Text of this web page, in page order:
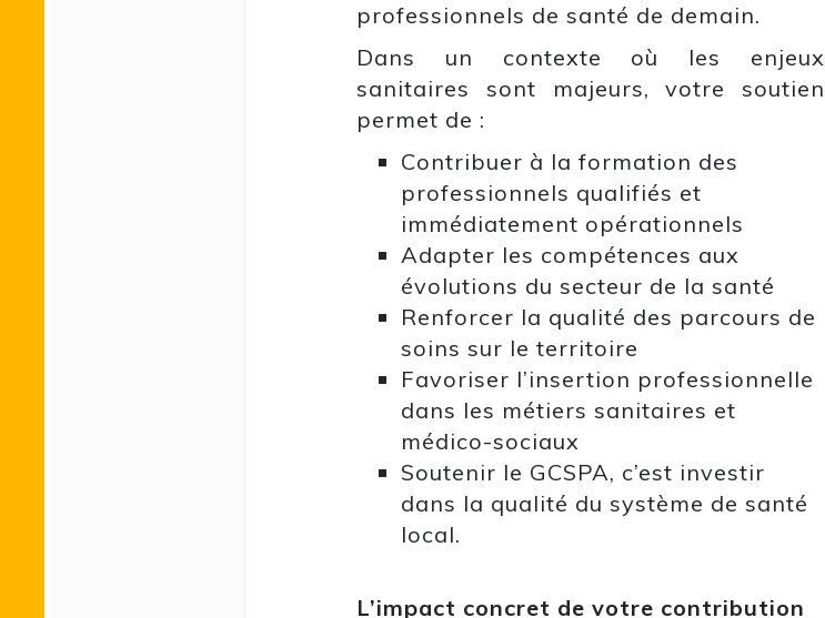
professionnels de santé de demain.
Dans un contexte où les enjeux
sanitaires sont majeurs, votre soutien
permet de :
Contribuer à la formation des
professionnels qualifiés et
immédiatement opérationnels
Adapter les compétences aux
évolutions du secteur de la santé
Renforcer la qualité des parcours de
soins sur le territoire
Favoriser l’insertion professionnelle
dans les métiers sanitaires et
médico-sociaux
Soutenir le GCSPA, c’est investir
dans la qualité du système de santé
local.
L’impact concret de votre contribution